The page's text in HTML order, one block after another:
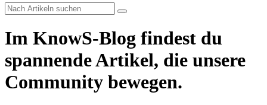
Im KnowS-Blog findest du
spannende Artikel, die unsere
Community bewegen.